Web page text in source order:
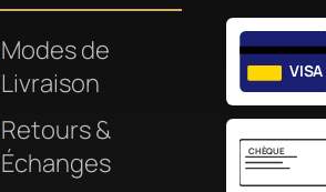
Modes de
Livraison
Retours &
Échanges
VISA
CHÈQUE